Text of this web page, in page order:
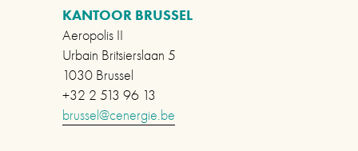
d
KANTOOR BRUSSEL
Aeropolis II
Urbain Britsierslaan 5
1030 Brussel
+32 2 513 96 13
brussel@cenergie.be